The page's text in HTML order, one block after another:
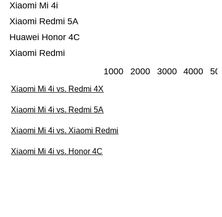
Xiaomi Redmi
Huawei Honor 4C
Xiaomi Redmi 5A
Xiaomi Mi 4i
1000 2000 3000 4000
Xiaomi Mi 4i vs. Redmi 4X
Xiaomi Mi 4i vs. Redmi 5A
Xiaomi Mi 4i vs. Xiaomi Redmi
Xiaomi Mi 4i vs. Honor 4C